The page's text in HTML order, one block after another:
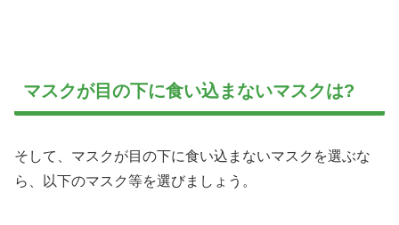
マスクが目の下に食い込まないマスクは?
そして、マスクが目の下に食い込まないマスクを選ぶな
ら、以下のマスク等を選びましょう。